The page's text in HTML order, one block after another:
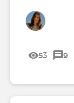
53 9